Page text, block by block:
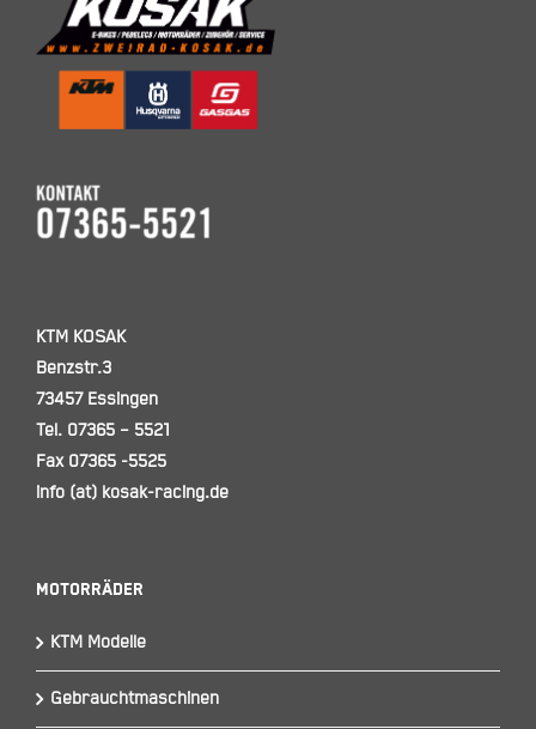
KTM KOSAK
Benzstr.3
73457 Essingen
Tel. 07365 – 5521
Fax 07365 -5525
info (at) kosak-racing.de
Motorräder
KTM Modelle
Gebrauchtmaschinen